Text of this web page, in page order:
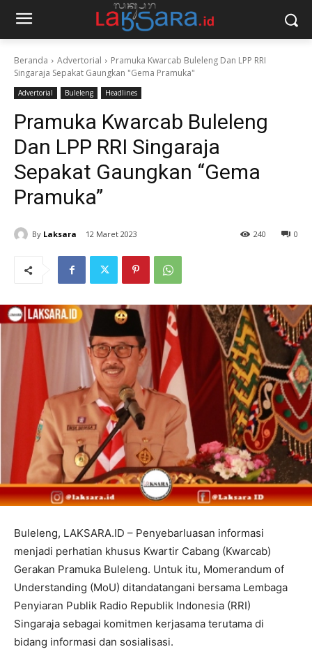
Beranda Advertorial
Pramuka Kwarcab Buleleng Dan LPP RRI
Singaraja Sepakat Gaungkan "Gema Pramuka"
Advertorial Buleleng Headlines
Pramuka Kwarcab Buleleng
Dan LPP RRI Singaraja
Sepakat Gaungkan “Gema
Pramuka”
By Laksara 12 Maret 2023 0
240
Buleleng, LAKSARA.ID – Penyebarluasan informasi
menjadi perhatian khusus Kwartir Cabang (Kwarcab)
Gerakan Pramuka Buleleng. Untuk itu, Momerandum of
Understanding (MoU) ditandatangani bersama Lembaga
Penyiaran Publik Radio Republik Indonesia (RRI)
Singaraja sebagai komitmen kerjasama terutama di
bidang informasi dan sosialisasi.